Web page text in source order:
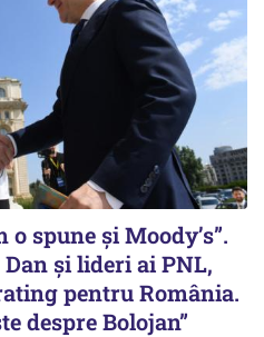
spune și Moody’s”.
și lideri ai PNL,
pentru România.
despre Bolojan”